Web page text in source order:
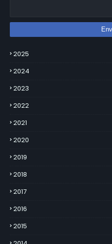
2025
2024
2023
2022
2021
2020
2019
2018
2017
2016
2015